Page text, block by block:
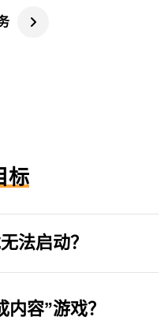
标
法启动？
容”游戏？